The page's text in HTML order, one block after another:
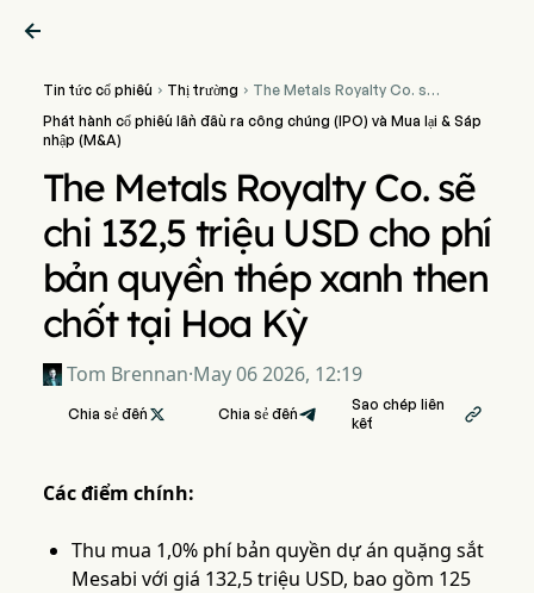

Tin tức cổ phiếu  Thị trường  The Metals Royalty Co. sẽ
bản quyền thép xanh then
Phát hành cổ phiếu lần đầu ra công chúng (IPO) và Mua lại & Sáp
nhập (M&A)
The Metals Royalty Co. sẽ
chi 132,5 triệu USD cho phí
bản quyền thép xanh then
chốt tại Hoa Kỳ
Tom Brennan·May 06 2026, 12:19
Chia sẻ đến  Chia sẻ đến
Sao chép liên
kết

Các điểm chính:
Thu mua 1,0% phí bản quyền dự án quặng sắt
Mesabi với giá 132,5 triệu USD, bao gồm 125